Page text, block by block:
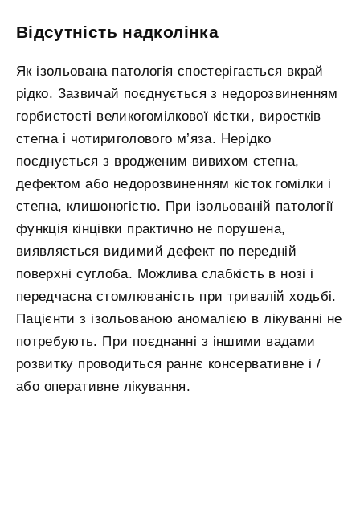
Відсутність надколінка
Як ізольована патологія спостерігається вкрай
рідко. Зазвичай поєднується з недорозвиненням
горбистості великогомілкової кістки, виростків
стегна і чотириголового м’яза. Нерідко
поєднується з вродженим вивихом стегна,
дефектом або недорозвиненням кісток гомілки і
стегна, клишоногістю. При ізольованій патології
функція кінцівки практично не порушена,
виявляється видимий дефект по передній
поверхні суглоба. Можлива слабкість в нозі і
передчасна стомлюваність при тривалій ходьбі.
Пацієнти з ізольованою аномалією в лікуванні не
потребують. При поєднанні з іншими вадами
розвитку проводиться раннє консервативне і /
або оперативне лікування.